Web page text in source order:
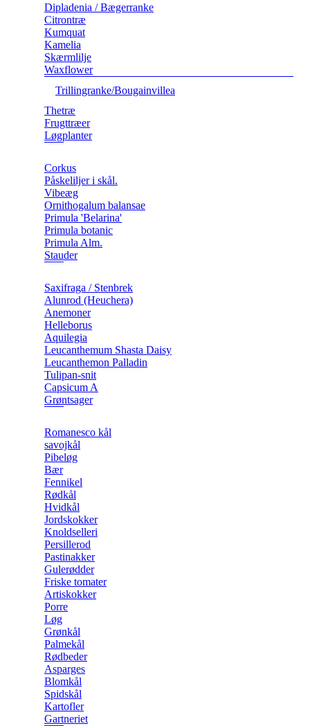
Dipladenia / Bægerranke
​Citrontræ
Kumquat
​Kamelia
Skærmlilje
Waxflower
​Trillingranke/Bougainvillea
Thetræ
Frugttræer
Løgplanter
Corkus
Påskeliljer i skål.
Vibeæg
Ornithogalum balansae
Primula 'Belarina'
Primula botanic
Primula Alm.
Stauder
Saxifraga / Stenbrek
Alunrod (Heuchera)
Anemoner
Helleborus
Aquilegia
Leucanthemum Shasta Daisy
Leucanthemon Palladin
Tulipan-snit
Capsicum A
Grøntsager
Romanesco kål
savojkål
Pibeløg
Bær
Fennikel
Rødkål
Hvidkål
Jordskokker
Knoldselleri
Persillerod
Pastinakker
Gulerødder
Friske tomater
Artiskokker
Porre
Løg
Grønkål
Palmekål
Rødbeder
Asparges
Blomkål
Spidskål
Kartofler
Gartneriet